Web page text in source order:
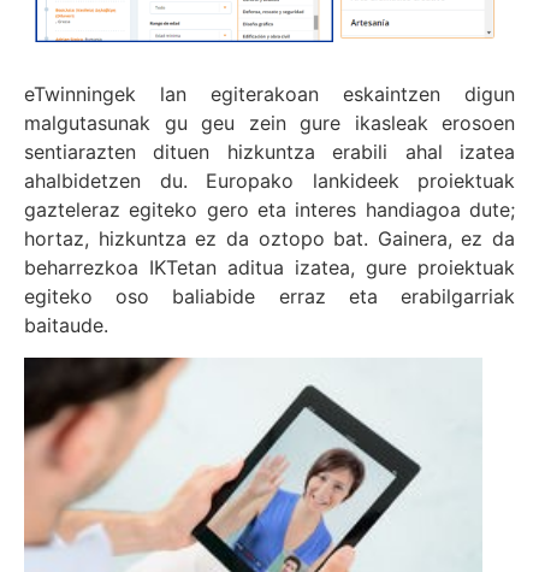
eTwinningek lan egiterakoan eskaintzen digun
malgutasunak gu geu zein gure ikasleak erosoen
sentiarazten dituen hizkuntza erabili ahal izatea
ahalbidetzen du. Europako lankideek proiektuak
gazteleraz egiteko gero eta interes handiagoa dute;
hortaz, hizkuntza ez da oztopo bat. Gainera, ez da
beharrezkoa IKTetan aditua izatea, gure proiektuak
egiteko oso baliabide erraz eta erabilgarriak
baitaude.